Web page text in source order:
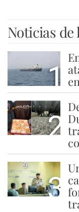
Noticias de
1
2
3